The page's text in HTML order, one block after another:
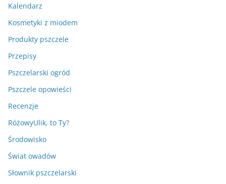
Kalendarz
Kosmetyki z miodem
Produkty pszczele
Przepisy
Pszczelarski ogród
Pszczele opowieści
Recenzje
RóżowyUlik, to Ty?
Środowisko
Świat owadów
Słownik pszczelarski